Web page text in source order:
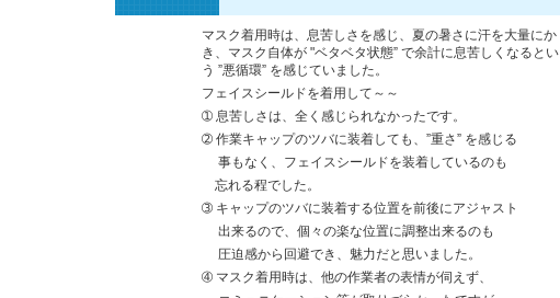
マスク着用時は、息苦しさを感じ、夏の暑さに汗を大量にか
き、マスク自体が "ベタベタ状態” で余計に息苦しくなるとい
う ”悪循環” を感じていました。
フェイスシールドを着用して～～
➀ 息苦しさは、全く感じられなかったです。
➁ 作業キャップのツバに装着しても、”重さ” を感じる
事もなく、フェイスシールドを装着しているのも
忘れる程でした。
➂ キャップのツバに装着する位置を前後にアジャスト
出来るので、個々の楽な位置に調整出来るのも
圧迫感から回避でき、魅力だと思いました。
➃ マスク着用時は、他の作業者の表情が伺えず、